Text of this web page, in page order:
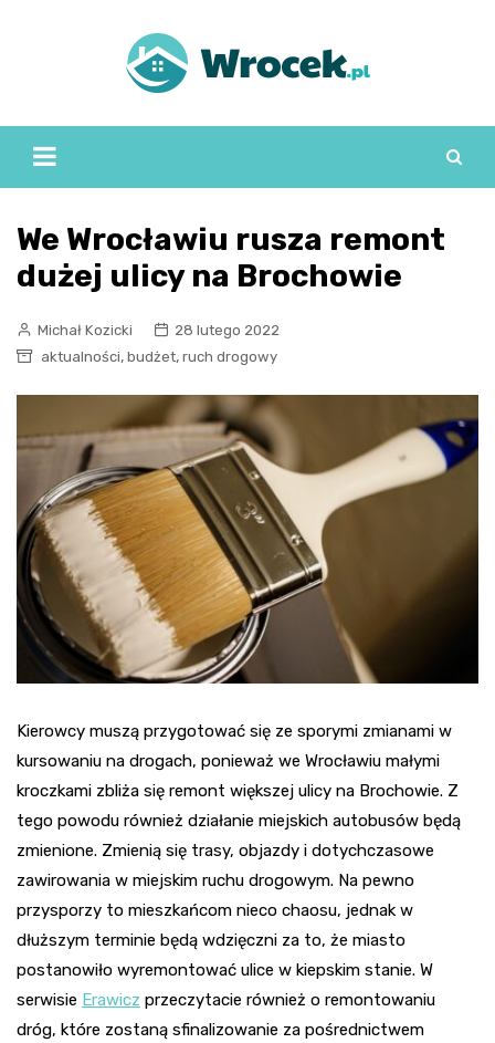
We Wrocławiu rusza remont
dużej ulicy na Brochowie
Michał Kozicki
28 lutego 2022
aktualności, budżet, ruch drogowy
Kierowcy muszą przygotować się ze sporymi zmianami w
kursowaniu na drogach, ponieważ we Wrocławiu małymi
kroczkami zbliża się remont większej ulicy na Brochowie. Z
tego powodu również działanie miejskich autobusów będą
zmienione. Zmienią się trasy, objazdy i dotychczasowe
zawirowania w miejskim ruchu drogowym. Na pewno
przysporzy to mieszkańcom nieco chaosu, jednak w
dłuższym terminie będą wdzięczni za to, że miasto
postanowiło wyremontować ulice w kiepskim stanie. W
serwisie Erawicz przeczytacie również o remontowaniu
dróg, które zostaną sfinalizowanie za pośrednictwem